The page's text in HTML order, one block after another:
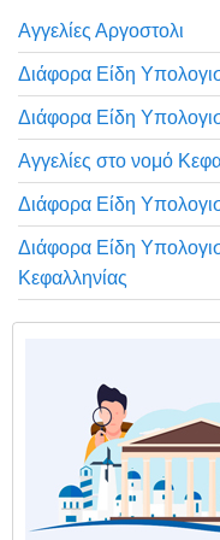
Αγγελίες Αργοστολι
Διάφορα Είδη
Διάφορα Είδη
Αγγελίες στο νομό
Διάφορα Είδη
Διάφορα Είδη
Κεφαλληνίας